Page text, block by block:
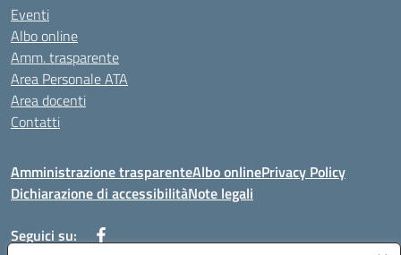
Eventi
Albo online
Amm. trasparente
Area Personale ATA
Area docenti
Contatti
Amministrazione trasparenteAlbo onlinePrivacy Policy
Dichiarazione di accessibilitàNote legali
Seguici su: